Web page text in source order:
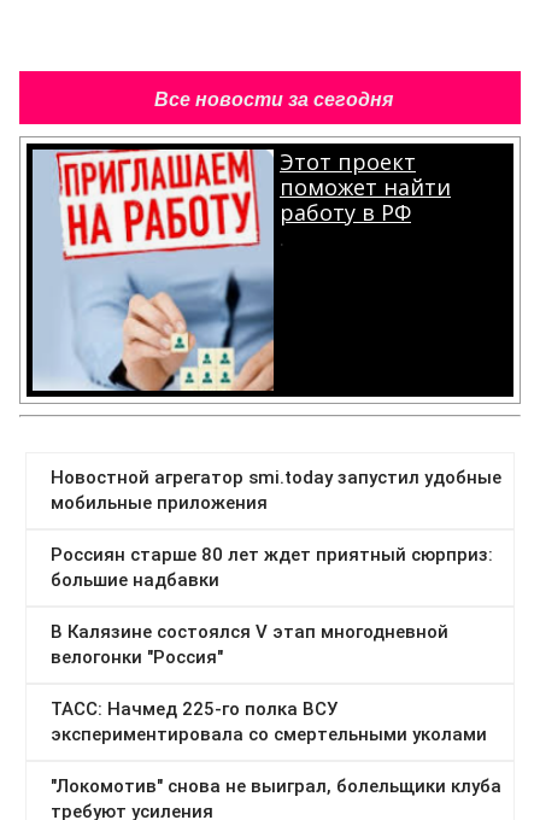
Все новости за сегодня
Этот проект
поможет найти
работу в РФ
.